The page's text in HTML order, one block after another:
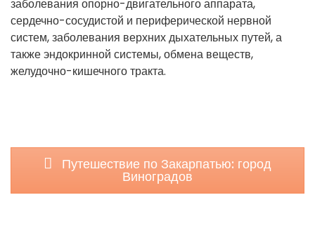
заболевания опорно-двигательного аппарата,
сердечно-сосудистой и периферической нервной
систем, заболевания верхних дыхательных путей, а
также эндокринной системы, обмена веществ,
желудочно-кишечного тракта.
Путешествие по Закарпатью: город
Виноградов